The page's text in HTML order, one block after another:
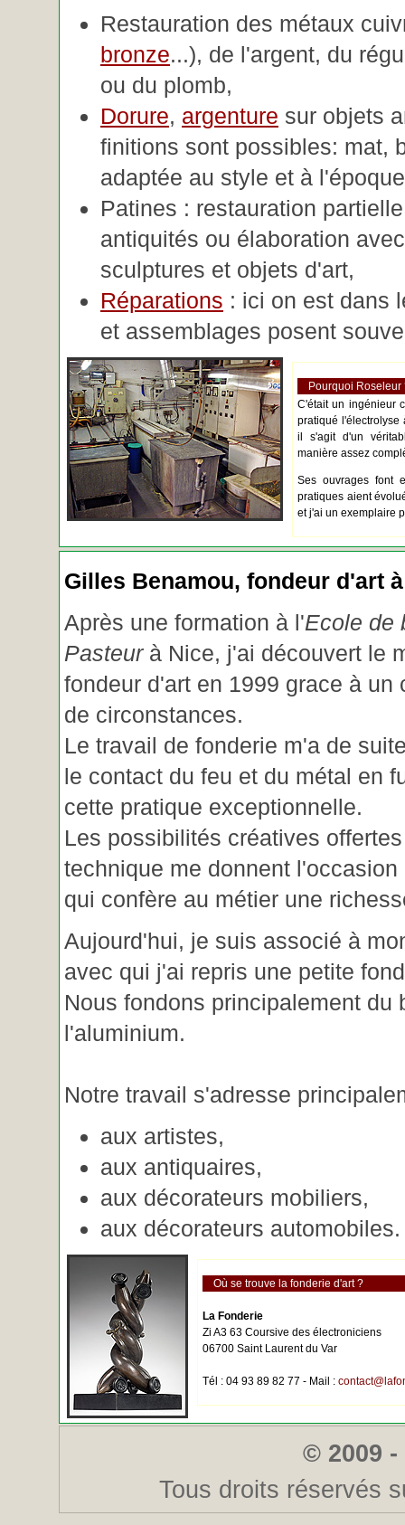
Restauration des métaux
bronze...), de l'argent, du
ou du plomb,
Dorure, argenture sur objets
finitions sont possibles: mat,
adaptée au style et à
Patines : restauration
antiquités ou élaboration
sculptures et objets d'art,
Réparations : ici on est dans
et assemblages posent
Pourquoi Roseleur
C'était un ingénieur
pratiqué l'électrolyse
il s'agit d'un
manière assez
Ses ouvrages font
pratiques aient
et j'ai un exemplaire
Gilles Benamou, fondeur d'art
Après une formation à l'Ecole de
Pasteurà Nice, j'ai découvert le
fondeur d'art en 1999 grace à un
de circonstances.
Le travail de fonderie m'a de
le contact du feu et du métal en
cette pratique exceptionnelle.
Les possibilités créatives
technique me donnent
qui confère au métier une
Aujourd'hui, je suis associé à
avec qui j'ai repris une petite
Nous fondons principalement
l'aluminium.
Notre travail s'adresse
aux artistes,
aux antiquaires,
aux décorateurs mobiliers,
aux décorateurs automobiles.
Où se trouve la fonderie d'art ?
La Fonderie
Zi A3 63 Coursive des électroniciens
06700 Saint Laurent du Var
Tél : 04 93 89 82 77 - Mail :
© 2009
Tous droits réservés